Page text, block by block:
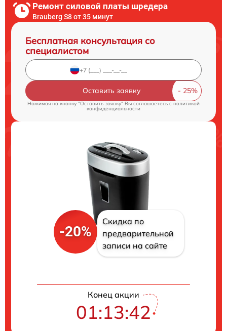
Ремонт силовой платы шредера
Brauberg S8 от 35 минут
Бесплатная консультация со
специалистом
Оставить заявку
Нажимая на кнопку "Оставить заявку" Вы соглашаетесь c политикой
конфиденциальности
-20%
Скидка по
предварительной
записи на сайте
Конец акции
01:13:41